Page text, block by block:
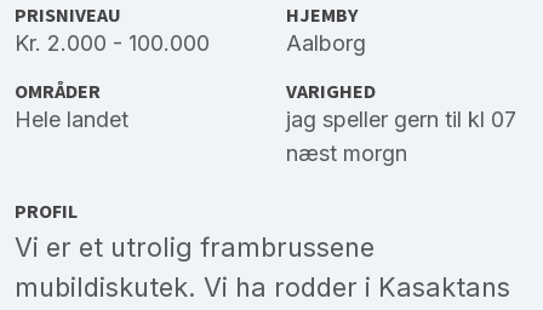
PRISNIVEAU
Kr. 2.000 - 100.000
HJEMBY
Aalborg
OMRÅDER
Hele landet
VARIGHED
jag speller gern til kl 07
næst morgn
PROFIL
Vi er et utrolig frambrussene
mubildiskutek. Vi ha rodder i Kasaktans